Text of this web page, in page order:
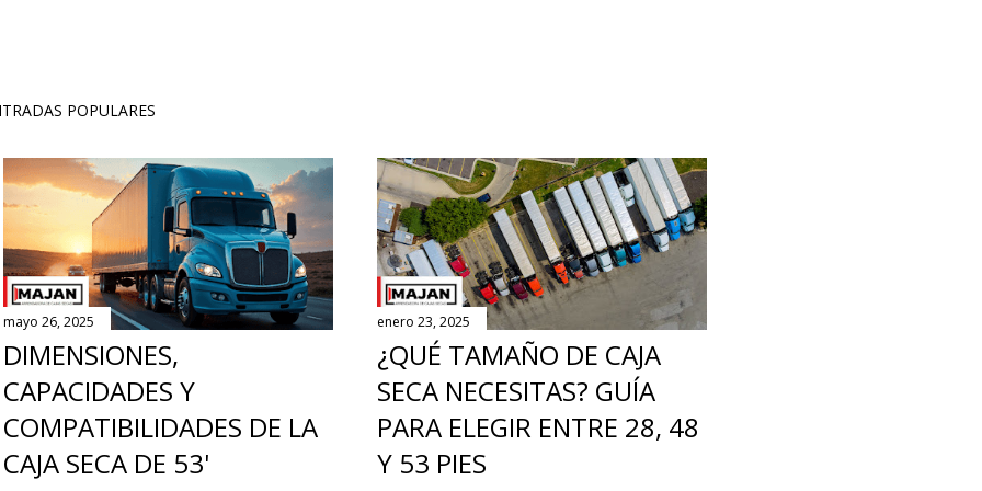
POPULARES
mayo 26, 2025
DIMENSIONES,
CAPACIDADES Y
COMPATIBILIDADES DE LA
CAJA SECA DE 53'
enero 23, 2025
¿QUÉ TAMAÑO DE CAJA
SECA NECESITAS? GUÍA
PARA ELEGIR ENTRE 28, 48
Y 53 PIES